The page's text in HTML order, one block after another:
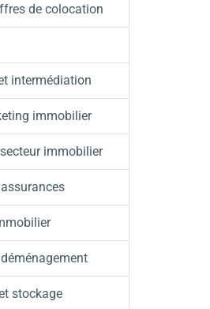
de colocation
intermédiation
immobilier
immobilier
stockage